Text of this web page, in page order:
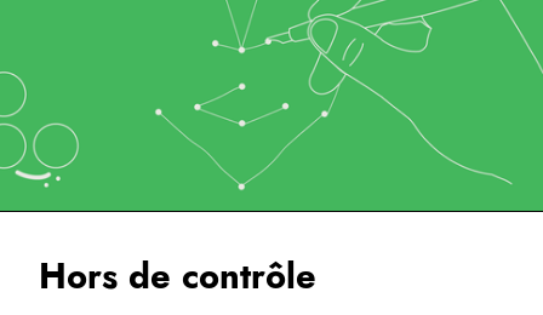
Hors de contrôle